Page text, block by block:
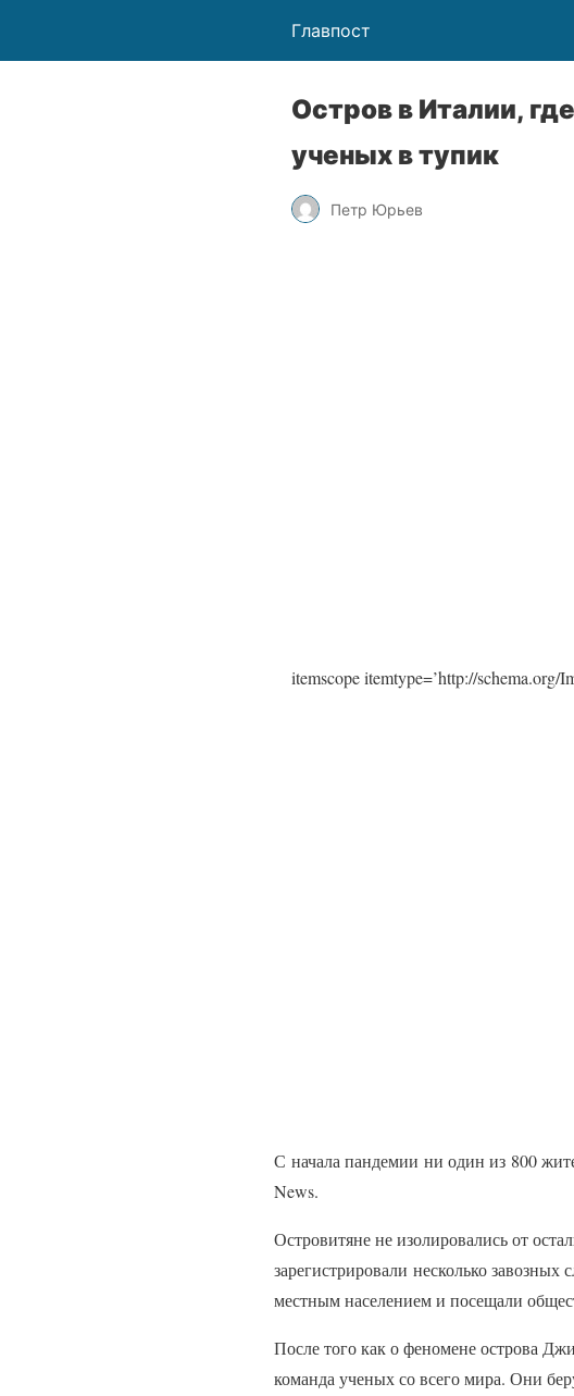
Главпост
Остров в Италии,
ученых в тупик
Петр Юрьев
itemscope itemtype=’http://schema.org/
С начала пандемии ни один из 800
News.
Островитяне не изолировались от
зарегистрировали несколько завозных
местным населением и посещали
После того как о феномене острова
команда ученых со всего мира. Они